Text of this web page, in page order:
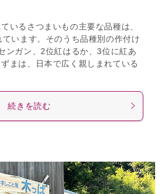
いるさつまいもの主要な品種は、
います。そのうち品種別の作付け
ンガン、2位紅はるか、3位に紅あ
まは、日本で広く親しまれている
続きを読む